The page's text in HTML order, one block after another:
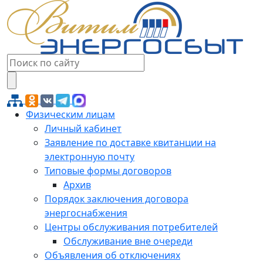
Физическим лицам
Личный кабинет
Заявление по доставке квитанции на
электронную почту
Типовые формы договоров
Архив
Порядок заключения договора
энергоснабжения
Центры обслуживания потребителей
Обслуживание вне очереди
Объявления об отключениях